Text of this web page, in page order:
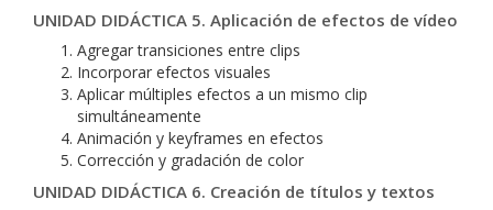
UNIDAD DIDÁCTICA 5. Aplicación de efectos de vídeo
Agregar transiciones entre clips
Incorporar efectos visuales
Aplicar múltiples efectos a un mismo clip
simultáneamente
Animación y keyframes en efectos
Corrección y gradación de color
UNIDAD DIDÁCTICA 6. Creación de títulos y textos